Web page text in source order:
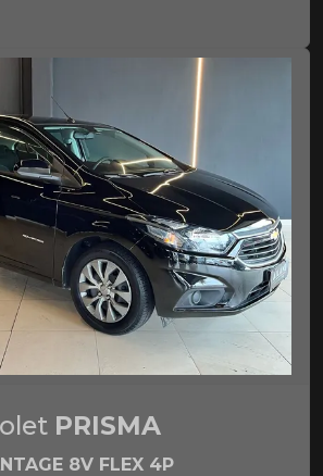
PRISMA
8V FLEX 4P